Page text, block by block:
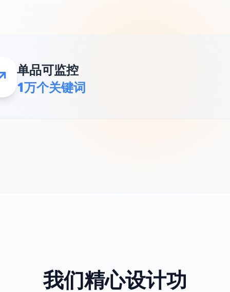
单品可监控
1万个关键词
我们精心设计功